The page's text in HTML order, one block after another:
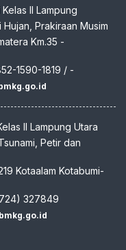
II Lampung
Hujan, Prakiraan Musim
Km.35 -
1590-1819 / -
II Lampung Utara
Petir dan
Kotaalam Kotabumi-
327849